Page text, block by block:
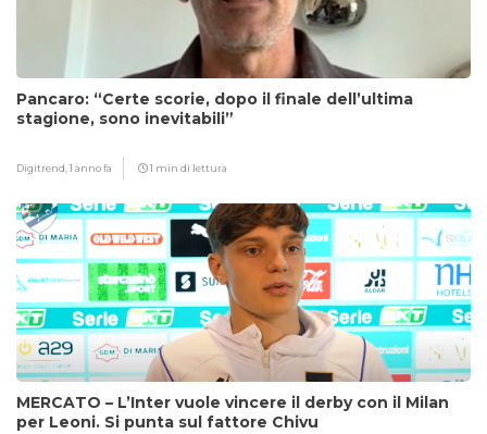
Pancaro: “Certe scorie, dopo il finale dell’ultima
stagione, sono inevitabili”
Digitrend,1 anno fa 1 min di lettura
MERCATO – L’Inter vuole vincere il derby con il Milan
per Leoni. Si punta sul fattore Chivu